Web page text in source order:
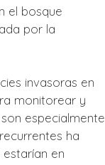
el bosque
por la
invasoras en
monitorear y
especialmente
ha
en